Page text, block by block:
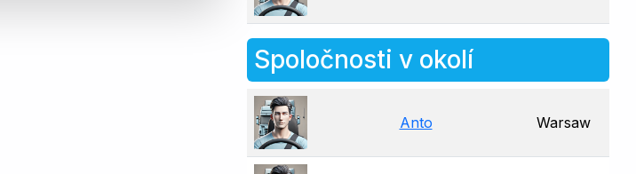
Spoločnosti v okolí
Anto Warsaw